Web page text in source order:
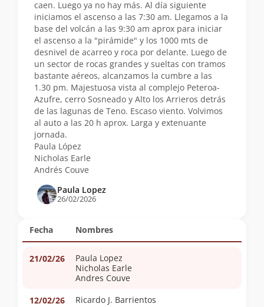
Fecha Nombres
21/02/26
Paula Lopez
Nicholas Earle
Andres Couve
12/02/26
Ricardo J. Barrientos
caen. Luego ya no hay más. Al día siguiente
iniciamos el ascenso a las 7:30 am. Llegamos a la
base del volcán a las 9:30 am aprox para iniciar
el ascenso a la "pirámide" y los 1000 mts de
desnivel de acarreo y roca por delante. Luego de
un sector de rocas grandes y sueltas con tramos
bastante aéreos, alcanzamos la cumbre a las
1.30 pm. Majestuosa vista al complejo Peteroa-
Azufre, cerro Sosneado y Alto los Arrieros detrás
de las lagunas de Teno. Escaso viento. Volvimos
al auto a las 20 h aprox. Larga y extenuante
jornada.
Paula López
Nicholas Earle
Andrés Couve
Paula Lopez
26/02/2026